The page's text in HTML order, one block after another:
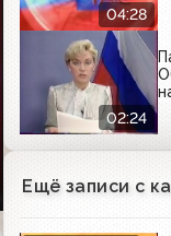
04:28
02:24
Ещё записи с